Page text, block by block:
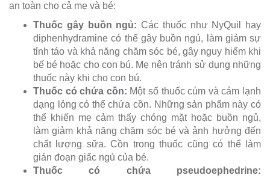
an toàn cho cả mẹ và bé:
Thuốc gây buồn ngủ: Các thuốc như NyQuil hay
diphenhydramine có thể gây buồn ngủ, làm giảm sự
tỉnh táo và khả năng chăm sóc bé, gây nguy hiểm khi
bế bé hoặc cho con bú. Mẹ nên tránh sử dụng những
thuốc này khi cho con bú.
Thuốc có chứa cồn: Một số thuốc cúm và cảm lạnh
dạng lỏng có thể chứa cồn. Những sản phẩm này có
thể khiến mẹ cảm thấy chóng mặt hoặc buồn ngủ,
làm giảm khả năng chăm sóc bé và ảnh hưởng đến
chất lượng sữa. Cồn trong thuốc cũng có thể làm
gián đoạn giấc ngủ của bé.
Thuốc có chứa pseudoephedrine: